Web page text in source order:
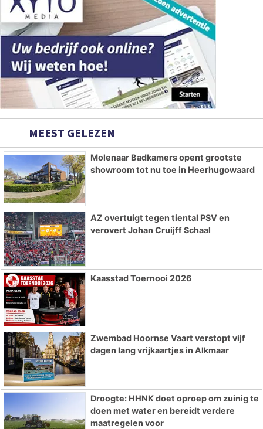
MEEST GELEZEN
Molenaar Badkamers opent grootste
showroom tot nu toe in Heerhugowaard
AZ overtuigt tegen tiental PSV en
verovert Johan Cruijff Schaal
Kaasstad Toernooi 2026
Zwembad Hoornse Vaart verstopt vijf
dagen lang vrijkaartjes in Alkmaar
Droogte: HHNK doet oproep om zuinig te
doen met water en bereidt verdere
maatregelen voor